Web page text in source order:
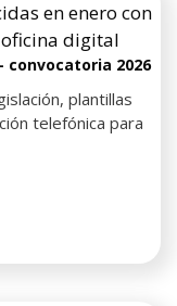
convocatoria 2026
plantillas
telefónica para